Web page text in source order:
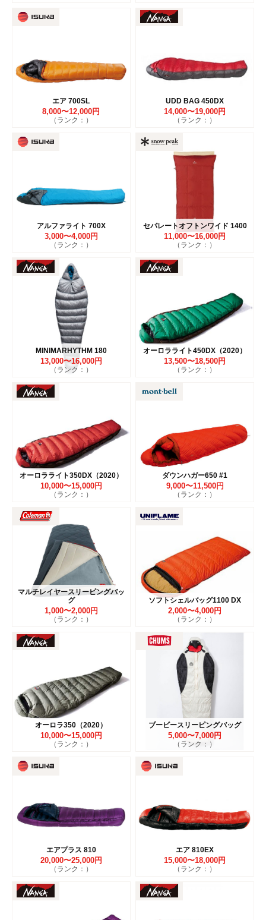
エア 700SL
8,000〜12,000円
（ランク：）
UDD BAG 450DX
14,000〜19,000円
（ランク：）
アルファライト 700X
3,000〜4,000円
（ランク：）
セパレートオフトンワイド 1400
11,000〜16,000円
（ランク：）
MINIMARHYTHM 180
13,000〜16,000円
（ランク：）
オーロラライト450DX（2020）
13,500〜18,500円
（ランク：）
オーロラライト350DX（2020）
10,000〜15,000円
（ランク：）
ダウンハガー650 #1
9,000〜11,500円
（ランク：）
マルチレイヤースリーピングバッ
グ
1,000〜2,000円
（ランク：）
ソフトシェルバッグ1100 DX
2,000〜4,000円
（ランク：）
オーロラ350（2020）
10,000〜15,000円
（ランク：）
ブービースリーピングバッグ
5,000〜7,000円
（ランク：）
エアプラス 810
20,000〜25,000円
（ランク：）
エア 810EX
15,000〜18,000円
（ランク：）